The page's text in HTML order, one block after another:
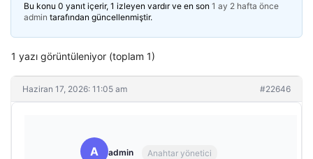
Bu konu 0 yanıt içerir, 1 izleyen vardır ve en son 1 ay 2 hafta önce
admin tarafından güncellenmiştir.
1 yazı görüntüleniyor (toplam 1)
Haziran 17, 2026: 11:05 am #22646
A admin Anahtar yönetici